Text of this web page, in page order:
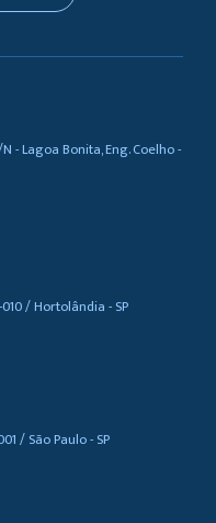
- Lagoa Bonita, Eng. Coelho -
/ Hortolândia - SP
/ São Paulo - SP